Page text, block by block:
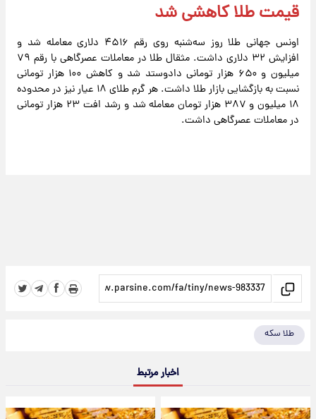
قیمت طلا کاهشی شد
اونس جهانی طلا روز سه‌شنبه روی رقم ۴۵۱۶ دلاری معامله شد و
افزایش ۳۲ دلاری داشت. مثقال طلا در معاملات عصرگاهی با رقم ۷۹
میلیون و ۶۵۰ هزار تومانی دادوستد شد و کاهش ۱۰۰ هزار تومانی
نسبت به بازگشایی بازار طلا داشت. هر گرم طلای ۱۸ عیار نیز در محدوده
۱۸ میلیون و ۳۸۷ هزار تومان معامله شد و رشد افت ۲۳ هزار تومانی
در معاملات عصرگاهی داشت.
طلا سکه
اخبار مرتبط